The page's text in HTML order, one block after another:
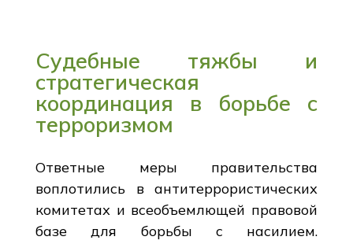
Судебные тяжбы и
стратегическая
координация в борьбе с
терроризмом
Ответные меры правительства
воплотились в антитеррористических
комитетах и всеобъемлющей правовой
базе для борьбы с насилием.